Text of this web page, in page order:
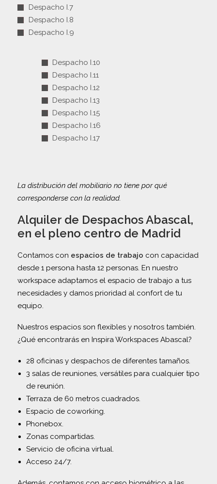
Despacho I.7
Despacho I.8
Despacho I.9
Despacho I.10
Despacho I.11
Despacho I.12
Despacho I.13
Despacho I.15
Despacho I.16
Despacho I.17
La distribución del mobiliario no tiene por qué
corresponderse con la realidad.
Alquiler de Despachos Abascal,
en el pleno centro de Madrid
Contamos con espacios de trabajo con capacidad
desde 1 persona hasta 12 personas. En nuestro
workspace adaptamos el espacio de trabajo a tus
necesidades y damos prioridad al confort de tu
equipo.
Nuestros espacios son flexibles y nosotros también.
¿Qué encontrarás en Inspira Workspaces Abascal?
28 oficinas y despachos de diferentes tamaños.
3 salas de reuniones, versátiles para cualquier tipo
de reunión.
Terraza de 60 metros cuadrados.
Espacio de coworking.
Phonebox.
Zonas compartidas.
Servicio de oficina virtual.
Acceso 24/7.